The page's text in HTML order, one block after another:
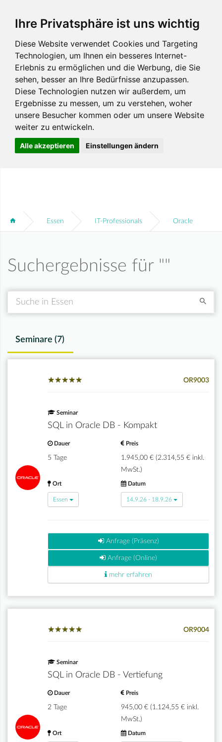
Ihre Privatsphäre ist uns wichtig
Diese Website verwendet Cookies und Targeting
Technologien, um Ihnen ein besseres Internet-
Erlebnis zu ermöglichen und die Werbung, die Sie
sehen, besser an Ihre Bedürfnisse anzupassen.
Diese Technologien nutzen wir außerdem, um
Ergebnisse zu messen, um zu verstehen, woher
unsere Besucher kommen oder um unsere Website
weiter zu entwickeln.
Alle akzeptieren Einstellungen ändern
Essen IT-Professionals Oracle
Suchergebnisse für ""
Seminare (7)
★★★★★
★★★★★ OR9003
Seminar
SQL in Oracle DB - Kompakt
Dauer
5 Tage
Preis
1.945,00 € (2.314,55 € inkl.
MwSt.)
Ort
Essen
Datum
14.9.26 - 18.9.26
Anfrage (Präsenz)
Anfrage (Online)
mehr erfahren
★★★★★
★★★★★ OR9004
Seminar
SQL in Oracle DB - Vertiefung
Dauer
2 Tage
Preis
945,00 € (1.124,55 € inkl.
MwSt.)
Ort Datum